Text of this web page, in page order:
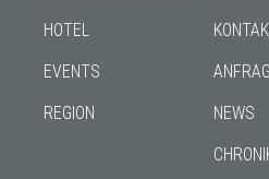
HOTEL
EVENTS
REGION
NEWS